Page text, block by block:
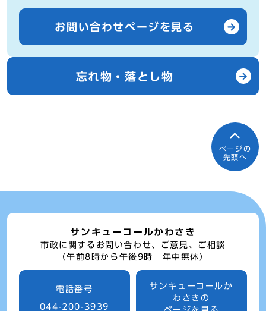
お問い合わせページを見る
忘れ物・落とし物
ページの
先頭へ
サンキューコールかわさき
市政に関するお問い合わせ、ご意見、ご相談
（午前8時から午後9時 年中無休）
電話番号
044-200-3939
サンキューコールか
わさきの